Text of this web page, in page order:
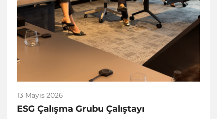
13 Mayıs 2026
ESG Çalışma Grubu Çalıştayı